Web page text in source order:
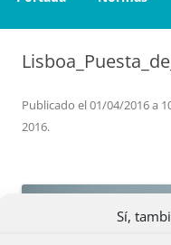
Sí,
Publicado el01/04/2016a
2016.